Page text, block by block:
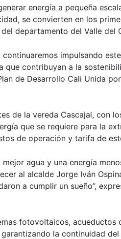
energía a pequeña
se convierten en los
departamento del Valle del
continuaremos impulsando
que contribuyan a la
de Desarrollo Cali Unida
de la vereda Cascajal, con
que se requiere para la
de operación y tarifa de
mejor agua y una energía
al alcalde Jorge Iván
a cumplir un sueño”,
fotovoltaicos,
la continuidad